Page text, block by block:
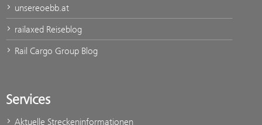
unsereoebb.at
railaxed Reiseblog
Rail Cargo Group Blog
Services
Aktuelle Streckeninformationen